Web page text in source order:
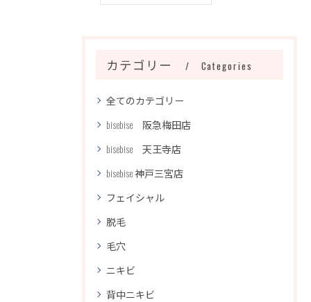
カテゴリー Categories
全てのカテゴリー
bisebise 阪急梅田店
bisebise 天王寺店
bisebise 神戸三宮店
フェイシャル
脱毛
毛穴
ニキビ
背中ニキビ